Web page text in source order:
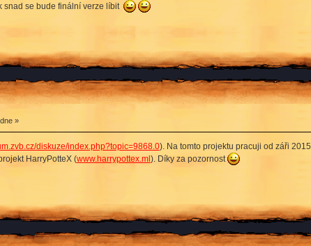
snad se bude finální verze líbit
»
diskuze/index.php?topic=9868.0). Na tomto projektu pracuji od záři
HarryPotteX (www.harrypottex.ml ). Díky za pozornost